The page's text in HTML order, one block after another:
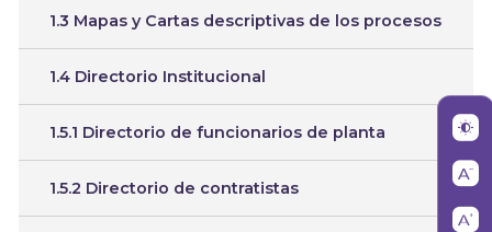
1.3 Mapas y Cartas descriptivas de los procesos
1.4 Directorio Institucional
1.5.1 Directorio de funcionarios de planta
1.5.2 Directorio de contratistas